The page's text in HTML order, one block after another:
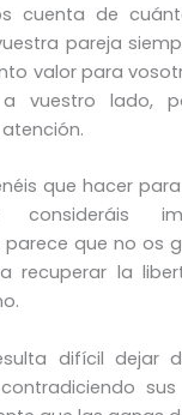
cuenta de
pareja
valor para
vuestro lado,
que hacer
consideráis
que no os
recuperar la
difícil dejar